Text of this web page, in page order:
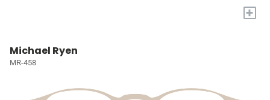
+
Michael Ryen
MR-458